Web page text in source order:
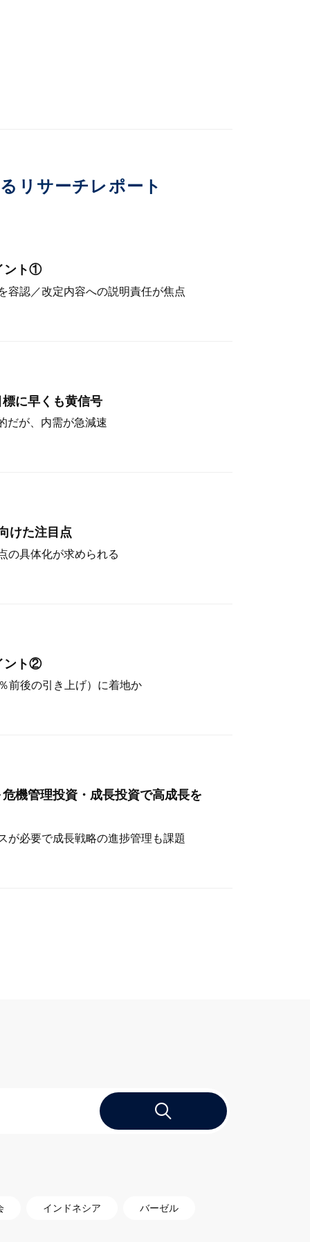
リサーチレポート
ント①
容認／改定内容への説明責任が焦点
に早くも黄信号
だが、内需が急減速
けた注目点
の具体化が求められる
ント②
前後の引き上げ）に着地か
機管理投資・成長投資で高成長を
が必要で成長戦略の進捗管理も課題
インドネシア バーゼル